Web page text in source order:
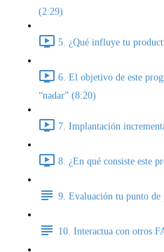
(2:29)
5. ¿Qué influye tu
6. El objetivo de este
“nadar” (8:20)
7. Implantación
8. ¿En qué consiste este
9. Evaluación tu punto
10. Interactua con otros